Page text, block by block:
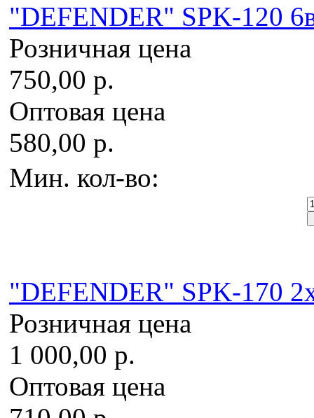
"DEFENDER" SPK-120
Розничная цена
750,00 р.
Оптовая цена
580,00 р.
Мин. кол-во:
"DEFENDER" SPK-170
Розничная цена
1 000,00 р.
Оптовая цена